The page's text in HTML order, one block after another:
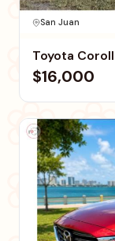
San Juan
Toyota
$16,000